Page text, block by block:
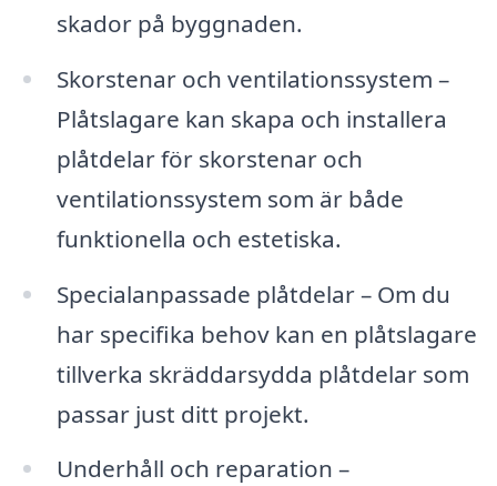
skador på byggnaden.
Skorstenar och ventilationssystem –
Plåtslagare kan skapa och installera
plåtdelar för skorstenar och
ventilationssystem som är både
funktionella och estetiska.
Specialanpassade plåtdelar – Om du
har specifika behov kan en plåtslagare
tillverka skräddarsydda plåtdelar som
passar just ditt projekt.
Underhåll och reparation –